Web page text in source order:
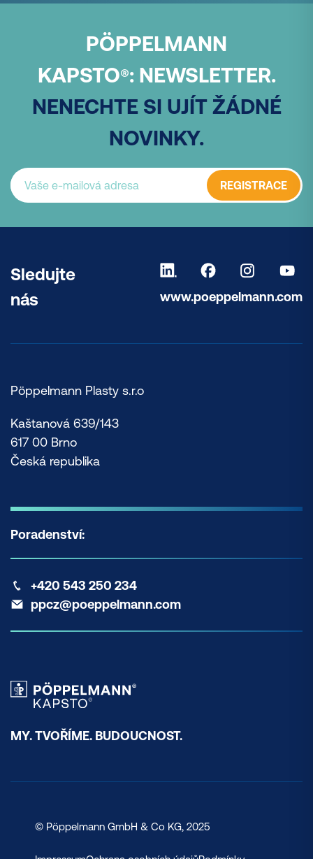
PÖPPELMANN
KAPSTO®: NEWSLETTER.
NENECHTE SI UJÍT ŽÁDNÉ
NOVINKY.
REGISTRACE
Sledujte
nás
www.poeppelmann.com
Pöppelmann Plasty s.r.o
Kaštanová 639/143
617 00 Brno
Česká republika
Poradenství:
+420 543 250 234
ppcz@poeppelmann.com
MY. TVOŘÍME. BUDOUCNOST.
© Pöppelmann GmbH & Co KG, 2025